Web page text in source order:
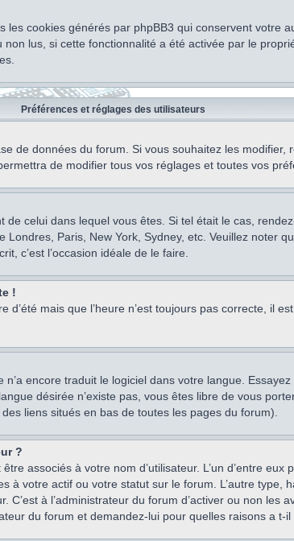
les cookies générés par phpBB3 qui conservent votre
lus, si cette fonctionnalité a été activée par le
Préférences et réglages des utilisateurs
de données du forum. Si vous souhaitez les
de modifier tous vos réglages et toutes vos
celui dans lequel vous êtes. Si tel était le cas,
Paris, New York, Sydney, etc. Veuillez noter
c’est l’occasion idéale de le faire.
!
mais que l’heure n’est toujours pas correcte, il
encore traduit le logiciel dans votre langue.
désirée n’existe pas, vous êtes libre de vous
liens situés en bas de toutes les pages du forum).
?
associés à votre nom d’utilisateur. L’un d’entre
à votre actif ou votre statut sur le forum. L’autre type,
à l’administrateur du forum d’activer ou non les
du forum et demandez-lui pour quelles raisons a t-